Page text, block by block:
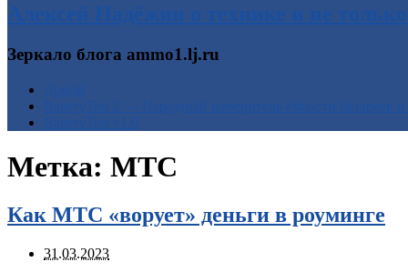
Алексей Надёжин о технике и не только
Зеркало блога ammo1.lj.ru
Метка: МТС
Как МТС «ворует» деньги в роуминге
31.03.2023